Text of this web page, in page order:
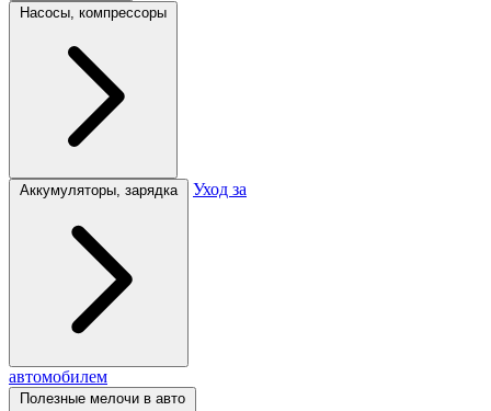
Насосы, компрессоры
Аккумуляторы, зарядка Уход за
автомобилем
Полезные мелочи в авто